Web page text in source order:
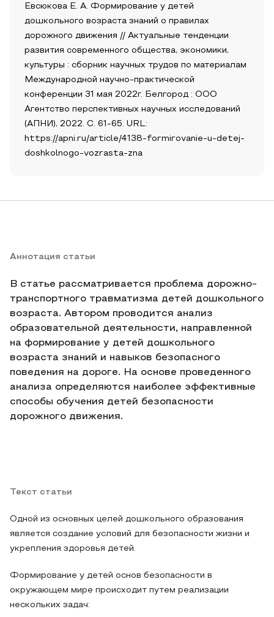
Евсюкова Е. А. Формирование у детей
дошкольного возраста знаний о правилах
дорожного движения // Актуальные тенденции
развития современного общества, экономики,
культуры : сборник научных трудов по материалам
Международной научно-практической
конференции 31 мая 2022г. Белгород : ООО
Агентство перспективных научных исследований
(АПНИ), 2022. С. 61-65. URL:
https://apni.ru/article/4138-formirovanie-u-detej-
doshkolnogo-vozrasta-zna
Аннотация статьи
В статье рассматривается проблема дорожно-
транспортного травматизма детей дошкольного
возраста. Автором проводится анализ
образовательной деятельности, направленной
на формирование у детей дошкольного
возраста знаний и навыков безопасного
поведения на дороге. На основе проведенного
анализа определяются наиболее эффективные
способы обучения детей безопасности
дорожного движения.
Текст статьи
Одной из основных целей дошкольного образования
является создание условий для безопасности жизни и
укрепления здоровья детей.
Формирование у детей основ безопасности в
окружающем мире происходит путем реализации
нескольких задач: